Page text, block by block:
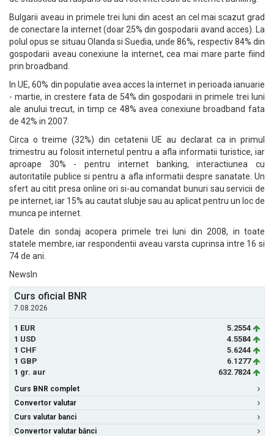
Bulgarii aveau in primele trei luni din acest an cel mai scazut grad
de conectare la internet (doar 25% din gospodarii avand acces). La
polul opus se situau Olanda si Suedia, unde 86%, respectiv 84% din
gospodarii aveau conexiune la internet, cea mai mare parte fiind
prin broadband.
In UE, 60% din populatie avea acces la internet in perioada ianuarie
- martie, in crestere fata de 54% din gospodarii in primele trei luni
ale anului trecut, in timp ce 48% avea conexiune broadband fata
de 42% in 2007.
Circa o treime (32%) din cetatenii UE au declarat ca in primul
trimestru au folosit internetul pentru a afla informatii turistice, iar
aproape 30% - pentru internet banking, interactiunea cu
autoritatile publice si pentru a afla informatii despre sanatate. Un
sfert au citit presa online ori si-au comandat bunuri sau servicii de
pe internet, iar 15% au cautat slubje sau au aplicat pentru un loc de
munca pe internet.
Datele din sondaj acopera primele trei luni din 2008, in toate
statele membre, iar respondentii aveau varsta cuprinsa intre 16 si
74 de ani.
NewsIn
Curs oficial BNR
7.08.2026
1 EUR
5.2554
1 USD
4.5584
1 CHF
5.6244
1 GBP
6.1277
1 gr. aur
632.7824
Curs BNR complet
Convertor valutar
Curs valutar banci
Convertor valutar bănci